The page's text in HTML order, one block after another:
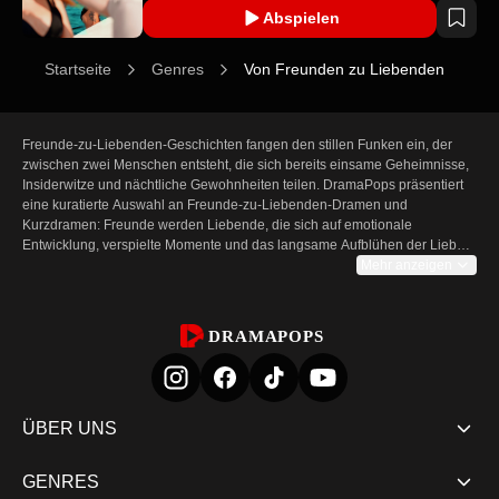
Abspielen
Startseite Genres Von Freunden zu Liebenden
Freunde-zu-Liebenden-Geschichten fangen den stillen Funken ein, der
zwischen zwei Menschen entsteht, die sich bereits einsame Geheimnisse,
Insiderwitze und nächtliche Gewohnheiten teilen. DramaPops präsentiert
eine kuratierte Auswahl an Freunde-zu-Liebenden-Dramen und
Kurzdramen: Freunde werden Liebende, die sich auf emotionale
Entwicklung, verspielte Momente und das langsame Aufblühen der Liebe
wechselnder Gefühle umgehen. Diese kompakten Episoden liefern
bedeutsame Charaktermomente und cliffhangerartige Enden, die die
Zärtlichkeit langjähriger Freundschaft, die sich in Liebe verwandelt,
Warum Kurzdramen „Freunde werden Liebende" funktionieren
allmählichen Vertrauensbildung, der gemeinsamen Vergangenheit und
DRAMAPOPS
ÜBER UNS
GENRES